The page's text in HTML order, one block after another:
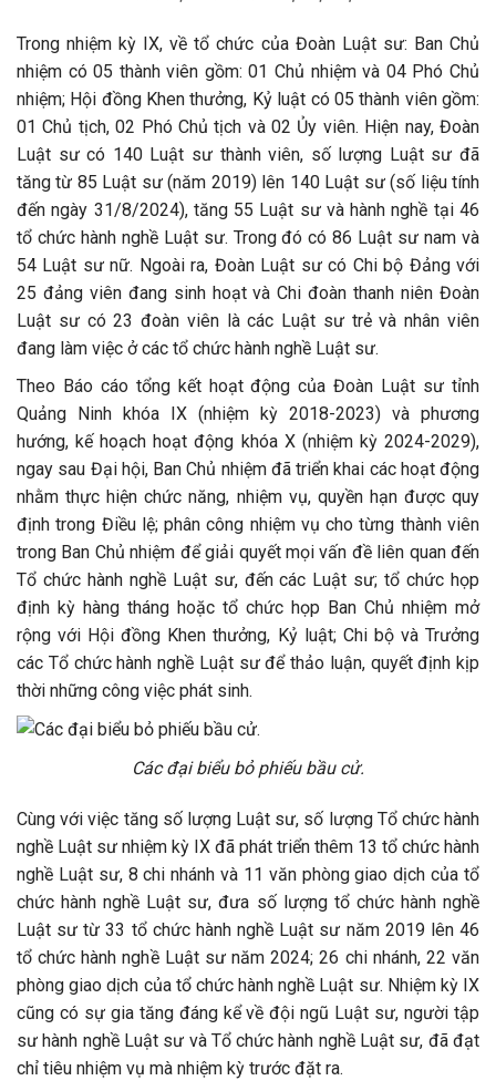
Trong nhiệm kỳ IX, về tổ chức của Đoàn Luật sư: Ban Chủ
nhiệm có 05 thành viên gồm: 01 Chủ nhiệm và 04 Phó Chủ
nhiệm; Hội đồng Khen thưởng, Kỷ luật có 05 thành viên gồm:
01 Chủ tịch, 02 Phó Chủ tịch và 02 Ủy viên. Hiện nay, Đoàn
Luật sư có 140 Luật sư thành viên, số lượng Luật sư đã
tăng từ 85 Luật sư (năm 2019) lên 140 Luật sư (số liệu tính
đến ngày 31/8/2024), tăng 55 Luật sư và hành nghề tại 46
tổ chức hành nghề Luật sư. Trong đó có 86 Luật sư nam và
54 Luật sư nữ. Ngoài ra, Đoàn Luật sư có Chi bộ Đảng với
25 đảng viên đang sinh hoạt và Chi đoàn thanh niên Đoàn
Luật sư có 23 đoàn viên là các Luật sư trẻ và nhân viên
đang làm việc ở các tổ chức hành nghề Luật sư.
Theo Báo cáo tổng kết hoạt động của Đoàn Luật sư tỉnh
Quảng Ninh khóa IX (nhiệm kỳ 2018-2023) và phương
hướng, kế hoạch hoạt động khóa X (nhiệm kỳ 2024-2029),
ngay sau Đại hội, Ban Chủ nhiệm đã triển khai các hoạt động
nhằm thực hiện chức năng, nhiệm vụ, quyền hạn được quy
định trong Điều lệ; phân công nhiệm vụ cho từng thành viên
trong Ban Chủ nhiệm để giải quyết mọi vấn đề liên quan đến
Tổ chức hành nghề Luật sư, đến các Luật sư; tổ chức họp
định kỳ hàng tháng hoặc tổ chức họp Ban Chủ nhiệm mở
rộng với Hội đồng Khen thưởng, Kỷ luật; Chi bộ và Trưởng
các Tổ chức hành nghề Luật sư để thảo luận, quyết định kịp
thời những công việc phát sinh.
Các đại biểu bỏ phiếu bầu cử.
Cùng với việc tăng số lượng Luật sư, số lượng Tổ chức hành
nghề Luật sư nhiệm kỳ IX đã phát triển thêm 13 tổ chức hành
nghề Luật sư, 8 chi nhánh và 11 văn phòng giao dịch của tổ
chức hành nghề Luật sư, đưa số lượng tổ chức hành nghề
Luật sư từ 33 tổ chức hành nghề Luật sư năm 2019 lên 46
tổ chức hành nghề Luật sư năm 2024; 26 chi nhánh, 22 văn
phòng giao dịch của tổ chức hành nghề Luật sư. Nhiệm kỳ IX
cũng có sự gia tăng đáng kể về đội ngũ Luật sư, người tập
sư hành nghề Luật sư và Tổ chức hành nghề Luật sư, đã đạt
chỉ tiêu nhiệm vụ mà nhiệm kỳ trước đặt ra.